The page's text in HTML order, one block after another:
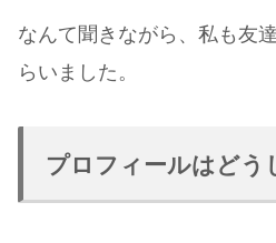
なんて聞きながら、私も友
らいました。
プロフィールはどう